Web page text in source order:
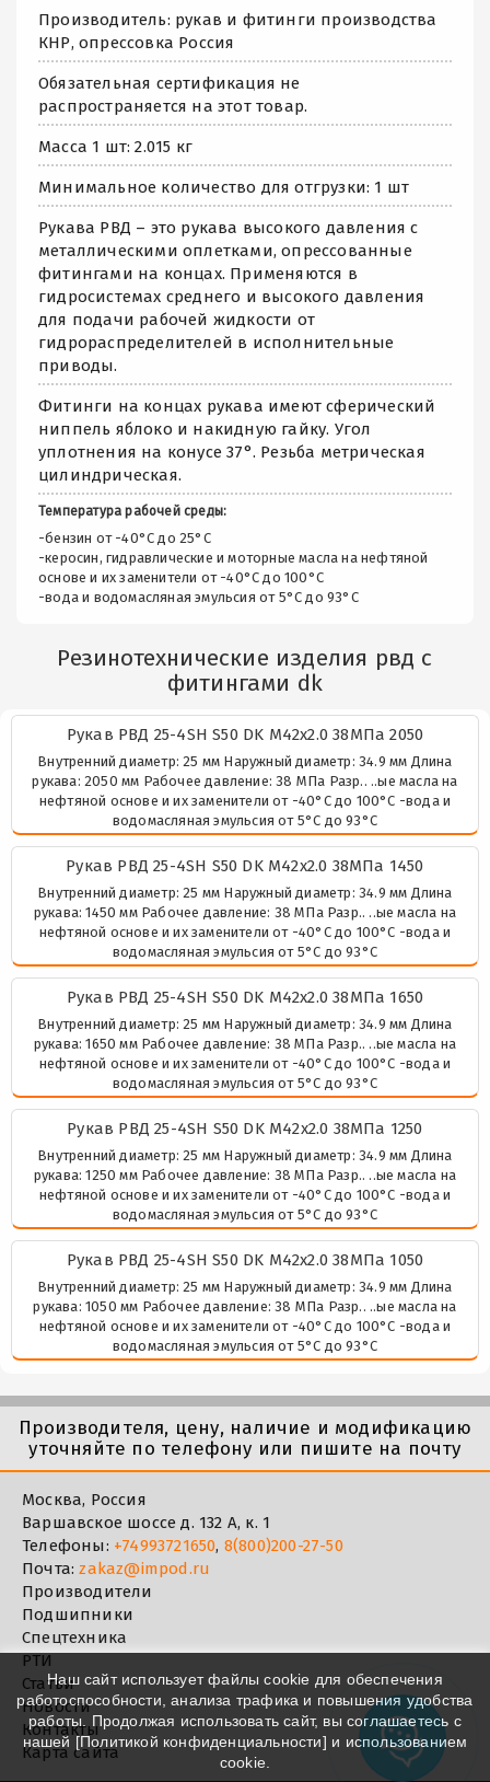
Производитель: рукав и фитинги производства
КНР, опрессовка Россия
Обязательная сертификация не
распространяется на этот товар.
Масса 1 шт: 2.015 кг
Минимальное количество для отгрузки: 1 шт
Рукава РВД – это рукава высокого давления с
металлическими оплетками, опрессованные
фитингами на концах. Применяются в
гидросистемах среднего и высокого давления
для подачи рабочей жидкости от
гидрораспределителей в исполнительные
приводы.
Фитинги на концах рукава имеют сферический
ниппель яблоко и накидную гайку. Угол
уплотнения на конусе 37°. Резьба метрическая
цилиндрическая.
Температура рабочей среды:
-бензин от -40°C до 25°C
-керосин, гидравлические и моторные масла на нефтяной
основе и их заменители от -40°C до 100°C
-вода и водомасляная эмульсия от 5°C до 93°C
Резинотехнические изделия рвд с
фитингами dk
Рукав РВД 25-4SH S50 DK М42х2.0 38МПа 2050
Внутренний диаметр: 25 мм Наружный диаметр: 34.9 мм Длина
рукава: 2050 мм Рабочее давление: 38 МПа Разр.. ..ые масла на
нефтяной основе и их заменители от -40°C до 100°C -вода и
водомасляная эмульсия от 5°C до 93°C
Рукав РВД 25-4SH S50 DK М42х2.0 38МПа 1450
Внутренний диаметр: 25 мм Наружный диаметр: 34.9 мм Длина
рукава: 1450 мм Рабочее давление: 38 МПа Разр.. ..ые масла на
нефтяной основе и их заменители от -40°C до 100°C -вода и
водомасляная эмульсия от 5°C до 93°C
Рукав РВД 25-4SH S50 DK М42х2.0 38МПа 1650
Внутренний диаметр: 25 мм Наружный диаметр: 34.9 мм Длина
рукава: 1650 мм Рабочее давление: 38 МПа Разр.. ..ые масла на
нефтяной основе и их заменители от -40°C до 100°C -вода и
водомасляная эмульсия от 5°C до 93°C
Рукав РВД 25-4SH S50 DK М42х2.0 38МПа 1250
Внутренний диаметр: 25 мм Наружный диаметр: 34.9 мм Длина
рукава: 1250 мм Рабочее давление: 38 МПа Разр.. ..ые масла на
нефтяной основе и их заменители от -40°C до 100°C -вода и
водомасляная эмульсия от 5°C до 93°C
Рукав РВД 25-4SH S50 DK М42х2.0 38МПа 1050
Внутренний диаметр: 25 мм Наружный диаметр: 34.9 мм Длина
рукава: 1050 мм Рабочее давление: 38 МПа Разр.. ..ые масла на
нефтяной основе и их заменители от -40°C до 100°C -вода и
водомасляная эмульсия от 5°C до 93°C
Производителя, цену, наличие и модификацию
уточняйте по телефону или пишите на почту
Москва, Россия
Варшавское шоссе д. 132 А, к. 1
Телефоны: +74993721650, 8(800)200-27-50
Почта:zakaz@impod.ru
Производители
Подшипники
Спецтехника
РТИ
Статьи
Новости
Контакты
Карта сайта
Наш сайт использует файлы cookie для обеспечения
работоспособности, анализа трафика и повышения удобства
работы. Продолжая использовать сайт, вы соглашаетесь с
нашей [Политикой конфиденциальности] и использованием
cookie.